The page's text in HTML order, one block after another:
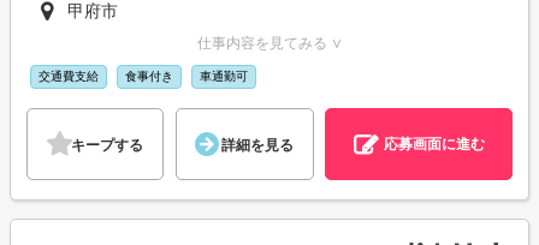
甲府市
仕事内容を見てみる ∨
交通費支給 食事付き 車通勤可
キープする 詳細を見る 応募画面に進む